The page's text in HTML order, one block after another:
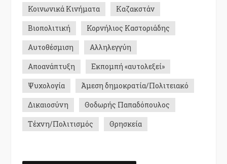
Κοινωνικά Κινήματα
Καζακστάν
Βιοπολιτική
Κορνήλιος Καστοριάδης
Αυτοθέσμιση
Αλληλεγγύη
Αποανάπτυξη
Εκπομπή «αυτολεξεί»
Ψυχολογία
Άμεση δημοκρατία/Πολιτειακό
Δικαιοσύνη
Θοδωρής Παπαδόπουλος
Τέχνη/Πολιτισμός
Θρησκεία